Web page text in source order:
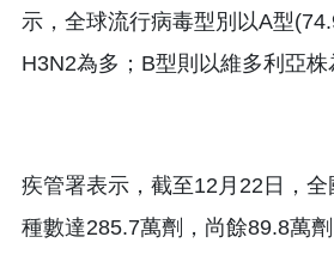
示，全球流行病毒型別以A型
H3N2為多；B型則以維多利亞株
疾管署表示，截至12月22日，
種數達285.7萬劑，尚餘89.8萬